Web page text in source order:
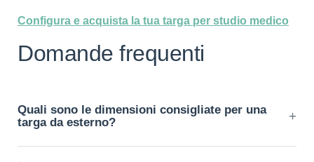
Configura e acquista la tua targa per studio medico
Domande frequenti
Quali sono le dimensioni consigliate per una
targa da esterno?
+